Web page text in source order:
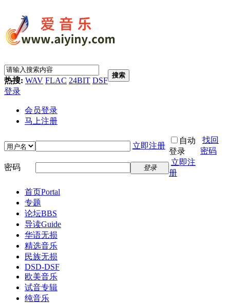
热搜: WAV FLAC 24BIT DSF
搜索
登录
会员登录
马上注册
立即注册
自动
登录
找回
密码
密码
登录
立即注
册
首页Portal
专题
论坛BBS
导读Guide
华语无损
精选音乐
民族无损
DSD-DSF
欧美音乐
试音专辑
纯音乐